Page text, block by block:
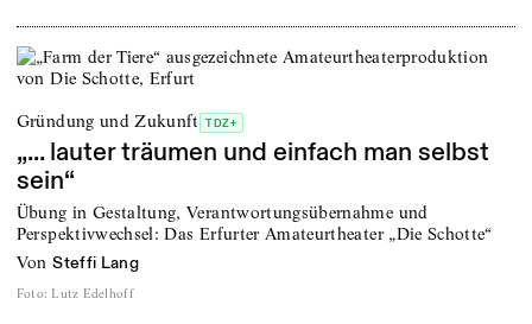
Gründung und Zukunft TDZ+
„... lauter träumen und einfach man selbst
sein“
Übung in Gestaltung, Verantwortungsübernahme und
Perspektivwechsel: Das Erfurter Amateurtheater „Die Schotte“
von Steffi Lang
Foto: Lutz Edelhoff